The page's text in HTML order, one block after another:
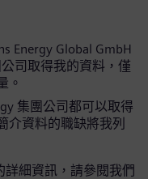
Energy Global GmbH
公司取得我的資料，僅
。
集團公司都可以取得
介資料的職缺將我列
細資訊，請參閱我們